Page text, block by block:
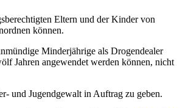
Eltern und der Kinder von
können.
Minderjährige als Drogendealer
Jahren angewendet werden können, nicht
und Jugendgewalt in Auftrag zu geben.